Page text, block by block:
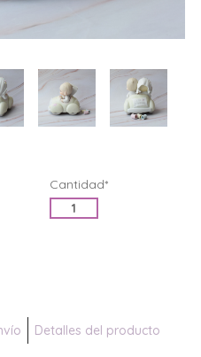
Cantidad*
Detalles del producto